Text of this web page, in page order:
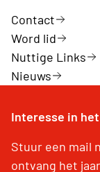
Contact
Word lid
Nuttige Links
Nieuws
Interesse in
Stuur een mail
ontvang het